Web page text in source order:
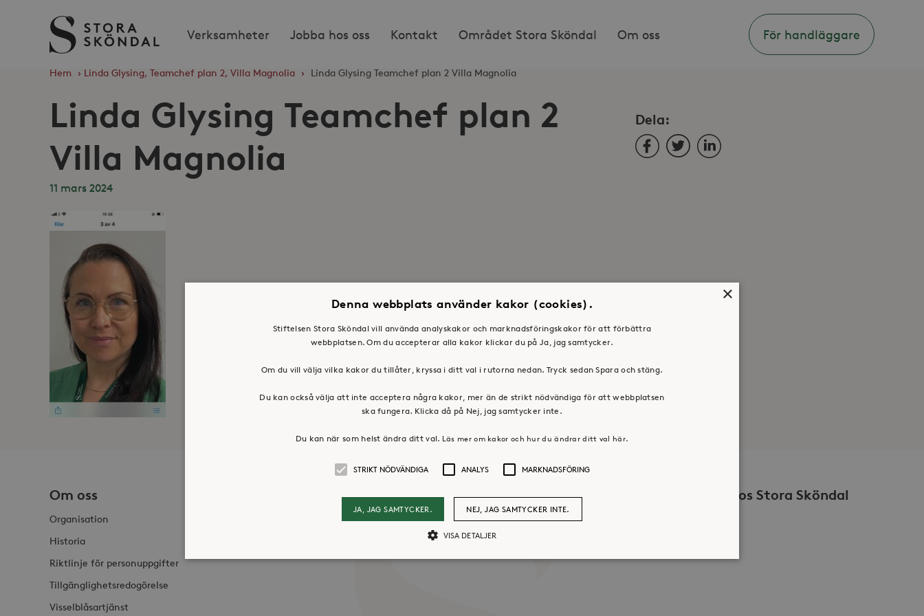
Stora
Sköndal
Verksamheter Jobba hos oss Kontakt Området Stora Sköndal Om oss För handläggare
Hem › Linda Glysing, Teamchef plan 2, Villa Magnolia › Linda Glysing Teamchef plan 2 Villa Magnolia
Linda Glysing Teamchef plan 2
Villa Magnolia
11 mars 2024
Dela:
Facebook
TwitterLinkedIn
Om oss
Organisation
Historia
Riktlinje för personuppgifter
Tillgänglighetsredogörelse
Visselblåsartjänst
Jobba hos oss Press & mediakontakt Volontär hos Stora Sköndal
×
Denna webbplats använder kakor (cookies).
Stiftelsen Stora Sköndal vill använda analyskakor och marknadsföringskakor för att förbättra
webbplatsen. Om du accepterar alla kakor klickar du på Ja, jag samtycker.
Om du vill välja vilka kakor du tillåter, kryssa i ditt val i rutorna nedan. Tryck sedan Spara och stäng.
Du kan också välja att inte acceptera några kakor, mer än de strikt nödvändiga för att webbplatsen
ska fungera. Klicka då på Nej, jag samtycker inte.
Du kan när som helst ändra ditt val. Läs mer om kakor och hur du ändrar ditt val här.
STRIKT NÖDVÄNDIGA ANALYS MARKNADSFÖRING
JA, JAG SAMTYCKER. NEJ, JAG SAMTYCKER INTE.
VISA DETALJER